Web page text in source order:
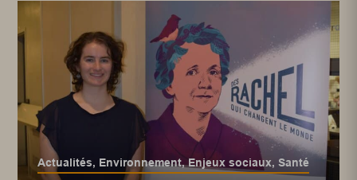
Actualités, Environnement,Enjeux sociaux,Santé